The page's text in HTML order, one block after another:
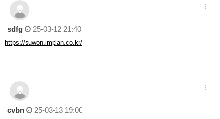
sdfg 25-03-12 21:40
https://suwon.implan.co.kr/
cvbn 25-03-13 19:00